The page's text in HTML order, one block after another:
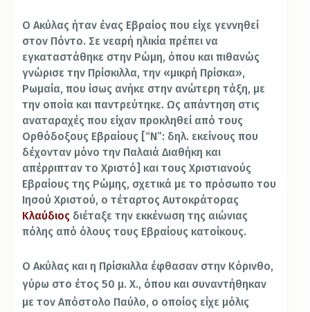
Ο Ακύλας ήταν ένας Εβραίος που είχε γεννηθεί
στον Πόντο. Σε νεαρή ηλικία πρέπει να
εγκαταστάθηκε στην Ρώμη, όπου και πιθανώς
γνώρισε την Πρίσκιλλα, την «μικρή Πρίσκα»,
Ρωμαία, που ίσως ανήκε στην ανώτερη τάξη, με
την οποία και παντρεύτηκε. Ως απάντηση στις
αναταραχές που είχαν προκληθεί από τους
Ορθόδοξους Εβραίους [“Ν”: δηλ. εκείνους που
δέχονταν μόνο την Παλαιά Διαθήκη και
απέρριπταν το Χριστό] και τους Χριστιανούς
Εβραίους της Ρώμης, σχετικά με το πρόσωπο του
Ιησού Χριστού, ο τέταρτος Αυτοκράτορας
Κλαύδιος διέταξε την εκκένωση της αιώνιας
πόλης από όλους τους Εβραίους κατοίκους.
Ο Ακύλας και η Πρίσκιλλα έφθασαν στην Κόρινθο,
γύρω στο έτος 50 μ. Χ., όπου και συναντήθηκαν
με τον Απόστολο Παύλο, ο οποίος είχε μόλις